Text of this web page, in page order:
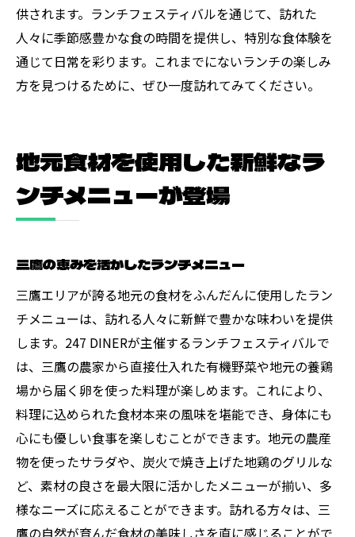
供されます。ランチフェスティバルを通じて、訪れた
人々に季節感豊かな食の時間を提供し、特別な食体験を
通じて日常を彩ります。これまでにないランチの楽しみ
方を見つけるために、ぜひ一度訪れてみてください。
地元食材を使用した新鮮なラ
ンチメニューが登場
三鷹の恵みを活かしたランチメニュー
三鷹エリアが誇る地元の食材をふんだんに使用したラン
チメニューは、訪れる人々に新鮮で豊かな味わいを提供
します。247 DINERが主催するランチフェスティバルで
は、三鷹の農家から直接仕入れた有機野菜や地元の養鶏
場から届く卵を使った料理が楽しめます。これにより、
料理に込められた食材本来の風味を堪能でき、身体にも
心にも優しい食事を楽しむことができます。地元の農産
物を使ったサラダや、炭火で焼き上げた地鶏のグリルな
ど、素材の良さを最大限に活かしたメニューが揃い、多
様なニーズに応えることができます。訪れる方々は、三
鷹の自然が育んだ食材の美味しさを直に感じることがで